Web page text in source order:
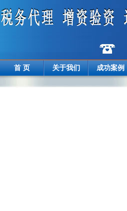
首 页 关于我们 成功案例